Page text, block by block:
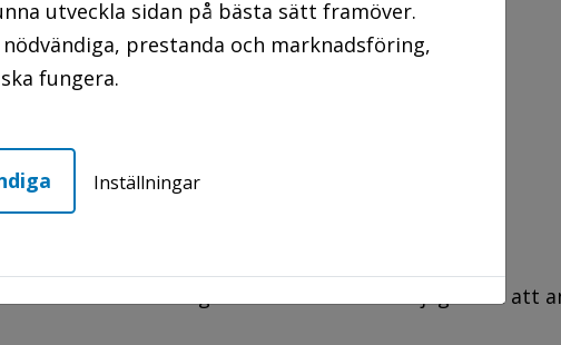
BOENDE/ ÖPPNA TRÄFFPUNKTER
folkbokförd i Höganäs kommun har möjligheten att
utveckla sidan på bästa sätt framöver.
prestanda och marknadsföring,
fungera.
Inställningar